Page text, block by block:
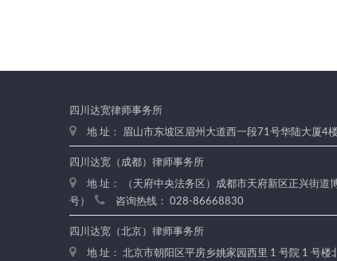
四川达宽律师事务所
地 址： 眉山市东坡区眉州大道西一段71号华陆大厦4
四川达宽（成都）律师事务所
地 址： （天府中央法务区）成都市天府新区正兴街
号）
咨询热线： 028-86668830
四川达宽（北京）律师事务所
地 址： 北京市朝阳区平房乡姚家园西里 1 号院 1 号